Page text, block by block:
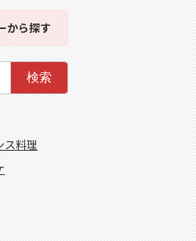
から探す
検索
ス料理